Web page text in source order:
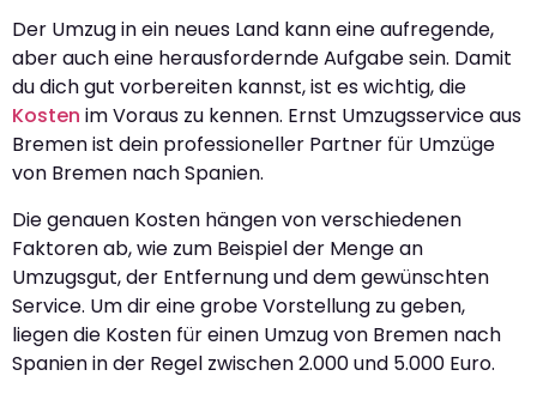
Der Umzug in ein neues Land kann eine aufregende,
aber auch eine herausfordernde Aufgabe sein. Damit
du dich gut vorbereiten kannst, ist es wichtig, die
Kosten im Voraus zu kennen. Ernst Umzugsservice aus
Bremen ist dein professioneller Partner für Umzüge
von Bremen nach Spanien.
Die genauen Kosten hängen von verschiedenen
Faktoren ab, wie zum Beispiel der Menge an
Umzugsgut, der Entfernung und dem gewünschten
Service. Um dir eine grobe Vorstellung zu geben,
liegen die Kosten für einen Umzug von Bremen nach
Spanien in der Regel zwischen 2.000 und 5.000 Euro.